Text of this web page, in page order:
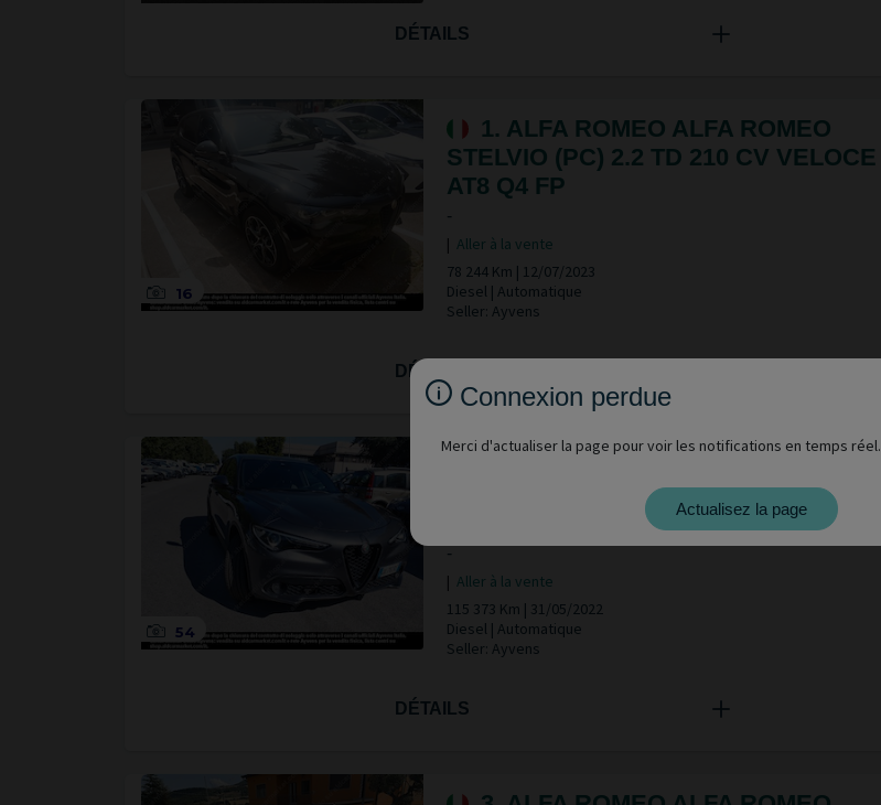
DÉTAILS
16
1. ALFA ROMEO ALFA ROMEO
STELVIO (PC) 2.2 TD 210 CV VELOCE
AT8 Q4 FP
-
| Aller à la vente
78 244 Km | 12/07/2023
Diesel | Automatique
Seller: Ayvens
DÉTAILS
54
STELVIO 2.2 TD 190 CV Sprint AT8 Q4
Sport utility vehicle 5-door (Euro 6D)
-
| Aller à la vente
115 373 Km | 31/05/2022
Diesel | Automatique
Seller: Ayvens
DÉTAILS
Connexion perdue
Merci d'actualiser la page pour voir les notifications en temps réel.
Actualisez la page